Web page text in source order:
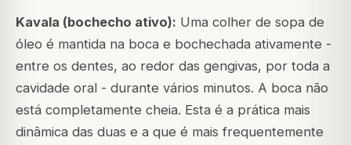
Kavala (bochecho ativo): Uma colher de sopa de
óleo é mantida na boca e bochechada ativamente -
entre os dentes, ao redor das gengivas, por toda a
cavidade oral - durante vários minutos. A boca não
está completamente cheia. Esta é a prática mais
dinâmica das duas e a que é mais frequentemente